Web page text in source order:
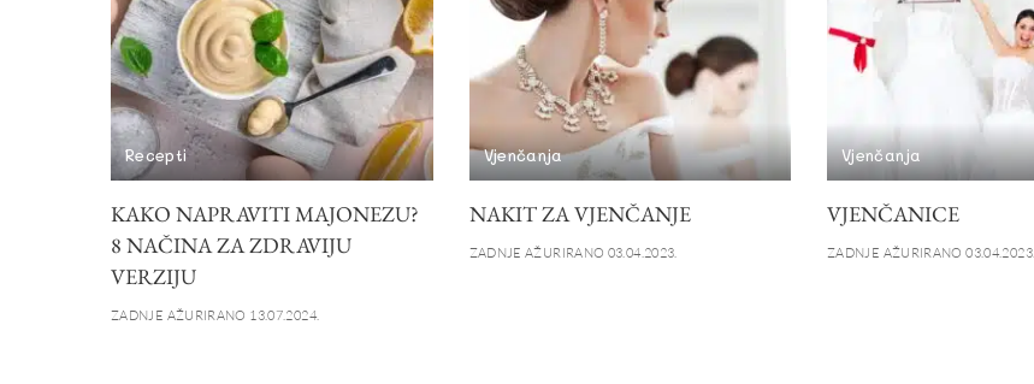
Recepti
KAKO NAPRAVITI MAJONEZU?
8 NAČINA ZA ZDRAVIJU
VERZIJU
ZADNJE AŽURIRANO 13.07.2024.
Vjenčanja
NAKIT ZA VJENČANJE
ZADNJE AŽURIRANO 03.04.2023.
Vjenčanja
VJENČANICE
ZADNJE AŽURIRANO 03.04.2023.